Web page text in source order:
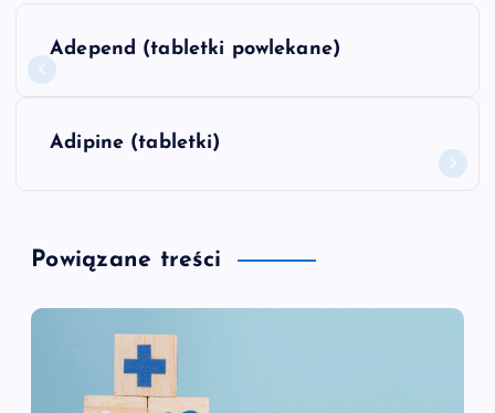
a
g
a
Adepend (tabletki powlekane)
Adipine (tabletki)
Powiązane treści